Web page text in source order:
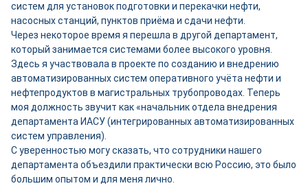
систем для установок подготовки и перекачки нефти,
насосных станций, пунктов приёма и сдачи нефти.
Через некоторое время я перешла в другой департамент,
который занимается системами более высокого уровня.
Здесь я участвовала в проекте по созданию и внедрению
автоматизированных систем оперативного учёта нефти и
нефтепродуктов в магистральных трубопроводах. Теперь
моя должность звучит как «начальник отдела внедрения
департамента ИАСУ (интегрированных автоматизированных
систем управления).
С уверенностью могу сказать, что сотрудники нашего
департамента объездили практически всю Россию, это было
большим опытом и для меня лично.